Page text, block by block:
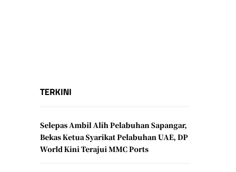
TERKINI
Selepas Ambil Alih Pelabuhan Sapangar,
Bekas Ketua Syarikat Pelabuhan UAE, DP
World Kini Terajui MMC Ports